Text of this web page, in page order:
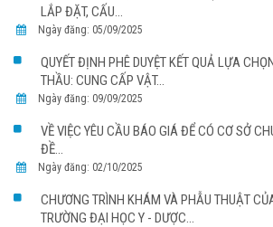
LẮP ĐẶT, CẤU...
Ngày đăng: 05/09/2025
QUYẾT ĐỊNH PHÊ DUYỆT KẾT QUẢ LỰA
THẦU: CUNG CẤP VẬT...
Ngày đăng: 09/09/2025
VỀ VIỆC YÊU CẦU BÁO GIÁ ĐỂ CÓ CƠ SỞ
ĐỀ...
Ngày đăng: 02/10/2025
CHƯƠNG TRÌNH KHÁM VÀ PHẪU THUẬT
TRƯỜNG ĐẠI HỌC Y - DƯỢC...